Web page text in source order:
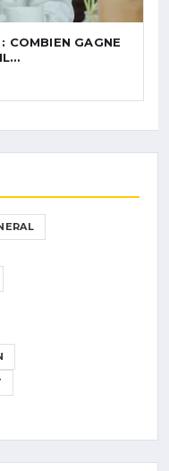
COMBIEN GAGNE